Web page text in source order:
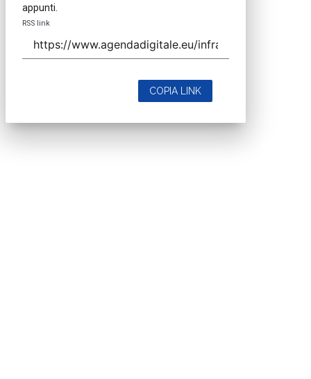
appunti.
RSS link
COPIA LINK